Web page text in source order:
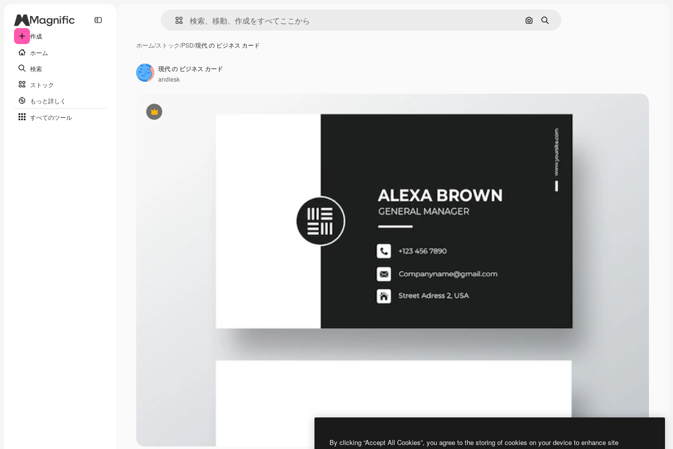
作成
ホーム
検索
ストック
もっと詳しく
すべてのツール
画像で検索
検索
ホーム/ストック/PSD/現代 の ビジネス カード
Premium
現代 の ビジネス カード
andlesk
By clicking “Accept All Cookies”, you agree to the storing of cookies on your device to enhance site